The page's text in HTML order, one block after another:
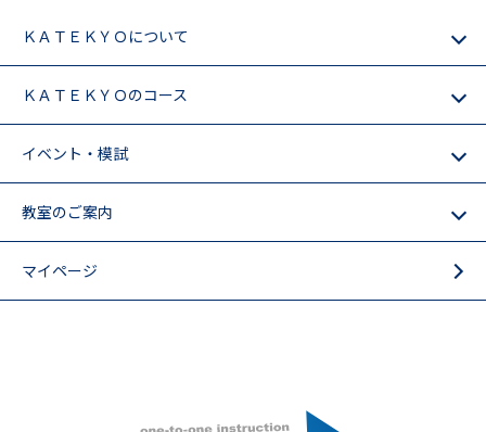
ＫＡＴＥＫＹＯについて
ＫＡＴＥＫＹＯのコース
イベント・模試
教室のご案内
マイページ